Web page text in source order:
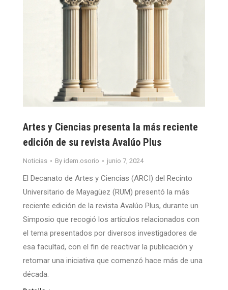
Artes y Ciencias presenta la más reciente
edición de su revista Avalúo Plus
Noticias By idem.osorio junio 7, 2024
El Decanato de Artes y Ciencias (ARCI) del Recinto
Universitario de Mayagüez (RUM) presentó la más
reciente edición de la revista Avalúo Plus, durante un
Simposio que recogió los artículos relacionados con
el tema presentados por diversos investigadores de
esa facultad, con el fin de reactivar la publicación y
retomar una iniciativa que comenzó hace más de una
década.